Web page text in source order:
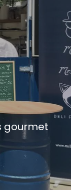
gourmet